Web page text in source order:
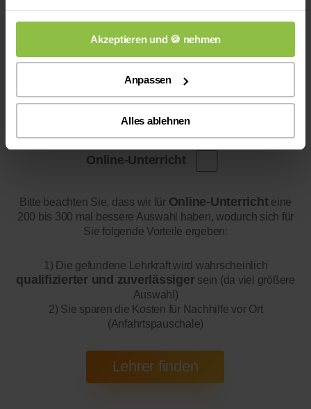
Akzeptieren und 🍪 nehmen
Anpassen
Alles ablehnen
Online-Unterricht
Bitte beachten Sie, dass wir für Online-Unterrichteine
200 bis 300 mal bessere Auswahl haben, wodurch sich für
Sie folgende Vorteile ergeben:
1) Die gefundene Lehrkraft wird wahrscheinlich
qualifizierter und zuverlässigersein (da viel größere
Auswahl)
2) Sie sparen die Kosten für Nachhilfe vor Ort
(Anfahrtspauschale)